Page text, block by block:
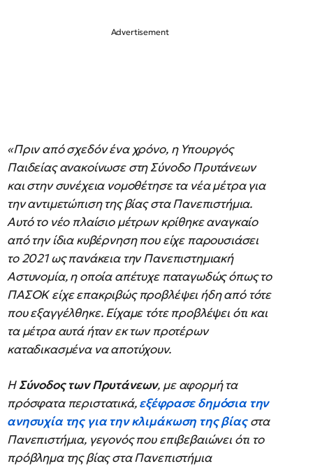
«Πριν από σχεδόν ένα χρόνο, η Υπουργός
Παιδείας ανακοίνωσε στη Σύνοδο Πρυτάνεων
και στην συνέχεια νομοθέτησε τα νέα μέτρα για
την αντιμετώπιση της βίας στα Πανεπιστήμια.
Αυτό το νέο πλαίσιο μέτρων κρίθηκε αναγκαίο
από την ίδια κυβέρνηση που είχε παρουσιάσει
το 2021 ως πανάκεια την Πανεπιστημιακή
Αστυνομία, η οποία απέτυχε παταγωδώς όπως το
ΠΑΣΟΚ είχε επακριβώς προβλέψει ήδη από τότε
που εξαγγέλθηκε. Είχαμε τότε προβλέψει ότι και
τα μέτρα αυτά ήταν εκ των προτέρων
καταδικασμένα να αποτύχουν.
ΗΣύνοδος των Πρυτάνεων, με αφορμή τα
πρόσφατα περιστατικά,εξέφρασε δημόσια την
ανησυχία της για την κλιμάκωση της βίαςστα
Πανεπιστήμια, γεγονός που επιβεβαιώνει ότι το
πρόβλημα της βίας στα Πανεπιστήμια